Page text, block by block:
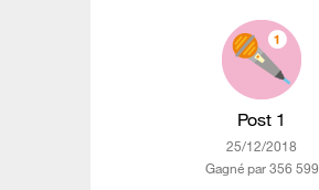
Post 1
‎25/12/2018
Gagné par 356 599